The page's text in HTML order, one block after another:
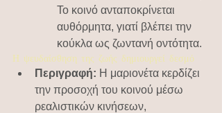
Το κοινό ανταποκρίνεται
αυθόρμητα, γιατί βλέπει την
κούκλα ως ζωντανή οντότητα.
Η ψευδαίσθηση της ζωής δημιουργεί δεσμό
Περιγραφή: Η μαριονέτα κερδίζει
την προσοχή του κοινού μέσω
ρεαλιστικών κινήσεων,